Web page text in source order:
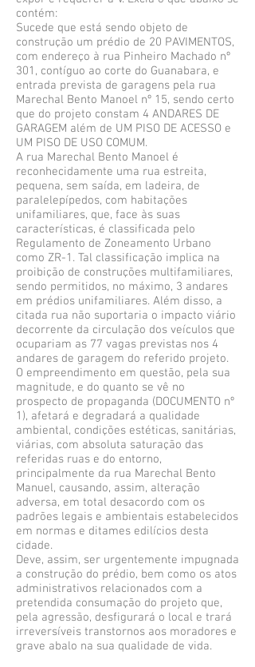
contém:
Sucede que está sendo objeto de
construção um prédio de 20 PAVIMENTOS,
com endereço à rua Pinheiro Machado nº
301, contíguo ao corte do Guanabara, e
entrada prevista de garagens pela rua
Marechal Bento Manoel nº 15, sendo certo
que do projeto constam 4 ANDARES DE
GARAGEM além de UM PISO DE ACESSO e
UM PISO DE USO COMUM.
A rua Marechal Bento Manoel é
reconhecidamente uma rua estreita,
pequena, sem saída, em ladeira, de
paralelepípedos, com habitações
unifamiliares, que, face às suas
características, é classificada pelo
Regulamento de Zoneamento Urbano
como ZR-1. Tal classificação implica na
proibição de construções multifamiliares,
sendo permitidos, no máximo, 3 andares
em prédios unifamiliares. Além disso, a
citada rua não suportaria o impacto viário
decorrente da circulação dos veículos que
ocupariam as 77 vagas previstas nos 4
andares de garagem do referido projeto.
O empreendimento em questão, pela sua
magnitude, e do quanto se vê no
prospecto de propaganda (DOCUMENTO nº
1), afetará e degradará a qualidade
ambiental, condições estéticas, sanitárias,
viárias, com absoluta saturação das
referidas ruas e do entorno,
principalmente da rua Marechal Bento
Manuel, causando, assim, alteração
adversa, em total desacordo com os
padrões legais e ambientais estabelecidos
em normas e ditames edilícios desta
cidade.
Deve, assim, ser urgentemente impugnada
a construção do prédio, bem como os atos
administrativos relacionados com a
pretendida consumação do projeto que,
pela agressão, desfigurará o local e trará
irreversíveis transtornos aos moradores e
grave abalo na sua qualidade de vida.